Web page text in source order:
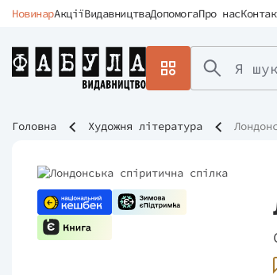
НовинарАкціїВидавництваДопомогаПро нас
Головна Художня література